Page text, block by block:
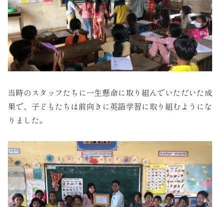
当時のスタッフたちに一生懸命に取り組んでいただいた成
果で、子どもたちは前向きに英語学習に取り組むようにな
りました。